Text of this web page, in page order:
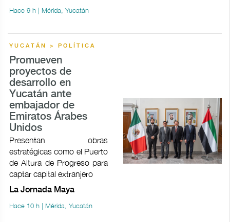
Hace 9 h | Mérida, Yucatán
YUCATÁN > POLÍTICA
Promueven
proyectos de
desarrollo en
Yucatán ante
embajador de
Emiratos Árabes
Unidos
Presentan obras
estratégicas como el Puerto
de Altura de Progreso para
captar capital extranjero
La Jornada Maya
Hace 10 h | Mérida, Yucatán